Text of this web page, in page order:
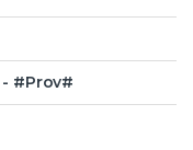
- #Prov#